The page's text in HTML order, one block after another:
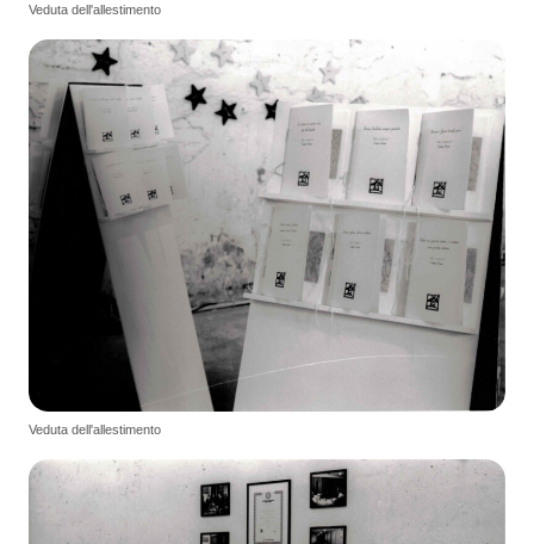
Veduta dell'allestimento
Veduta dell'allestimento